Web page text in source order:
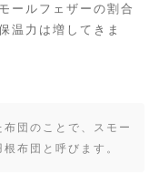
ールフェザーの割合
温力は増してきま
団のことで、スモー
布団と呼びます。